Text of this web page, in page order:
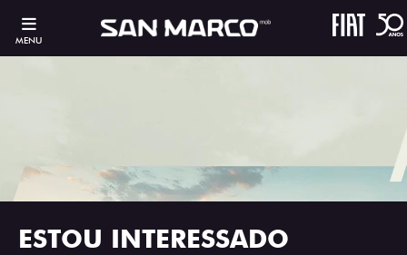
MENU
ESTOU INTERESSADO